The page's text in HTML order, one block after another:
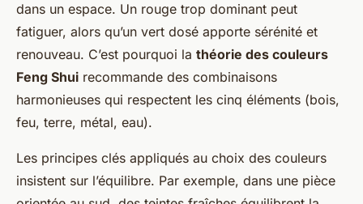
dans un espace. Un rouge trop dominant peut
fatiguer, alors qu’un vert dosé apporte sérénité et
renouveau. C’est pourquoi la théorie des couleurs
Feng Shui recommande des combinaisons
harmonieuses qui respectent les cinq éléments (bois,
feu, terre, métal, eau).
Les principes clés appliqués au choix des couleurs
insistent sur l’équilibre. Par exemple, dans une pièce